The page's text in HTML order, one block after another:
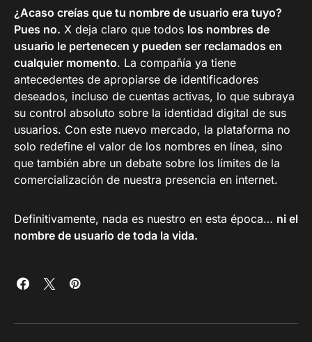
¿Acaso creías que tu nombre de usuario era tuyo?
Pues no. X deja claro que todos los nombres de
usuario le pertenecen y pueden ser reclamados en
cualquier momento. La compañía ya tiene
antecedentes de apropiarse de identificadores
deseados, incluso de cuentas activas, lo que subraya
su control absoluto sobre la identidad digital de sus
usuarios. Con este nuevo mercado, la plataforma no
solo redefine el valor de los nombres en línea, sino
que también abre un debate sobre los límites de la
comercialización de nuestra presencia en internet.
Definitivamente, nada es nuestro en esta época… ni el
nombre de usuario de toda la vida.